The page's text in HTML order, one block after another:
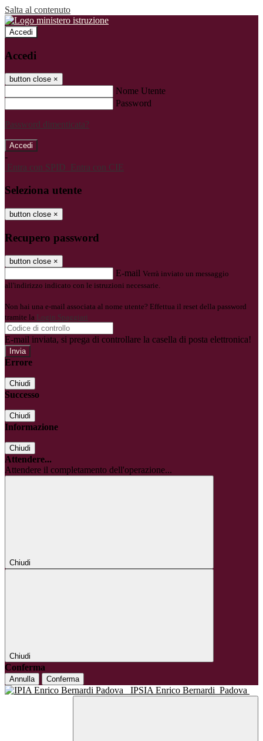
Salta al contenuto
Accedi
Accedi
button close ×
Nome Utente
Password
Password dimenticata?
-
Entra con SPID Entra con CIE
Seleziona utente
button close ×
Recupero password
button close ×
E-mail Verrà inviato un messaggio
all'indirizzo indicato con le istruzioni necessarie.
Non hai una e-mail associata al nome utente? Effettua il reset della password
tramite la Login Spaggiari
E-mail inviata, si prega di controllare la casella di posta elettronica!
Errore
Chiudi
Successo
Chiudi
Informazione
Chiudi
Attendere...
Attendere il completamento dell'operazione...
Chiudi
Chiudi
Conferma
Annulla Conferma
IPSIA Enrico Bernardi Padova